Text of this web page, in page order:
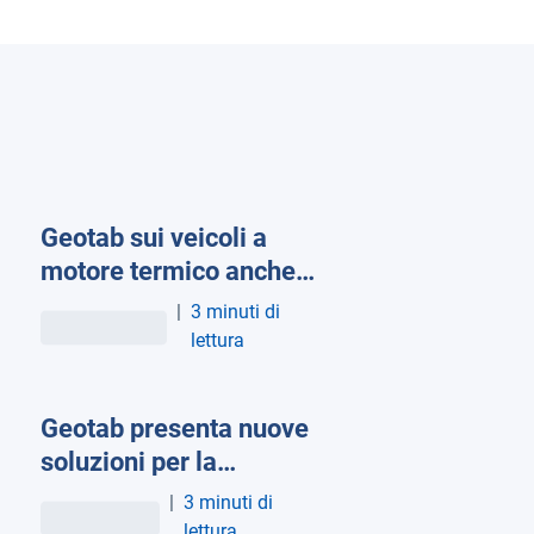
Geotab sui veicoli a
motore termico anche
dopo il 2035: il
dietrofront dell’UE
3 minuti di
lettura
Geotab presenta nuove
soluzioni per la
sostenibilità delle flotte
3 minuti di